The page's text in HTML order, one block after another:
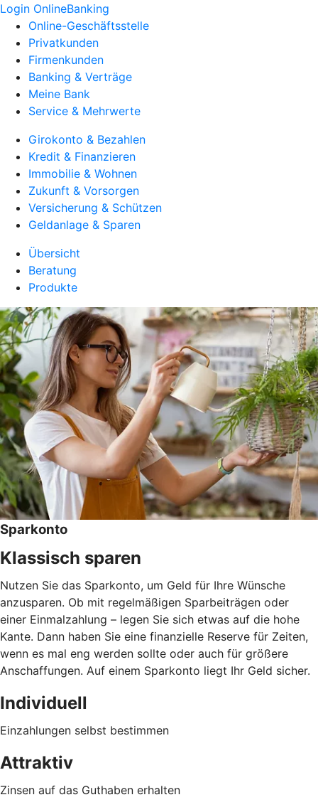
Login OnlineBanking
Online-Geschäftsstelle
Privatkunden
Firmenkunden
Banking & Verträge
Meine Bank
Service & Mehrwerte
Girokonto & Bezahlen
Kredit & Finanzieren
Immobilie & Wohnen
Zukunft & Vorsorgen
Versicherung & Schützen
Geldanlage & Sparen
Übersicht
Beratung
Produkte
Sparkonto
Klassisch sparen
Nutzen Sie das Sparkonto, um Geld für Ihre Wünsche
anzusparen. Ob mit regelmäßigen Sparbeiträgen oder
einer Einmalzahlung – legen Sie sich etwas auf die hohe
Kante. Dann haben Sie eine finanzielle Reserve für Zeiten,
wenn es mal eng werden sollte oder auch für größere
Anschaffungen. Auf einem Sparkonto liegt Ihr Geld sicher.
Individuell
Einzahlungen selbst bestimmen
Attraktiv
Zinsen auf das Guthaben erhalten